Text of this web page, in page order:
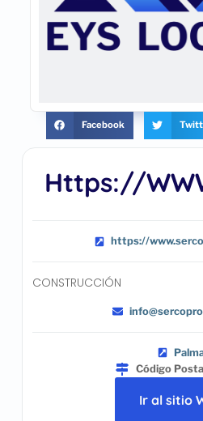
Https://
https://
CONSTRUCCIÓN
Código
Ir al sitio
Facebook